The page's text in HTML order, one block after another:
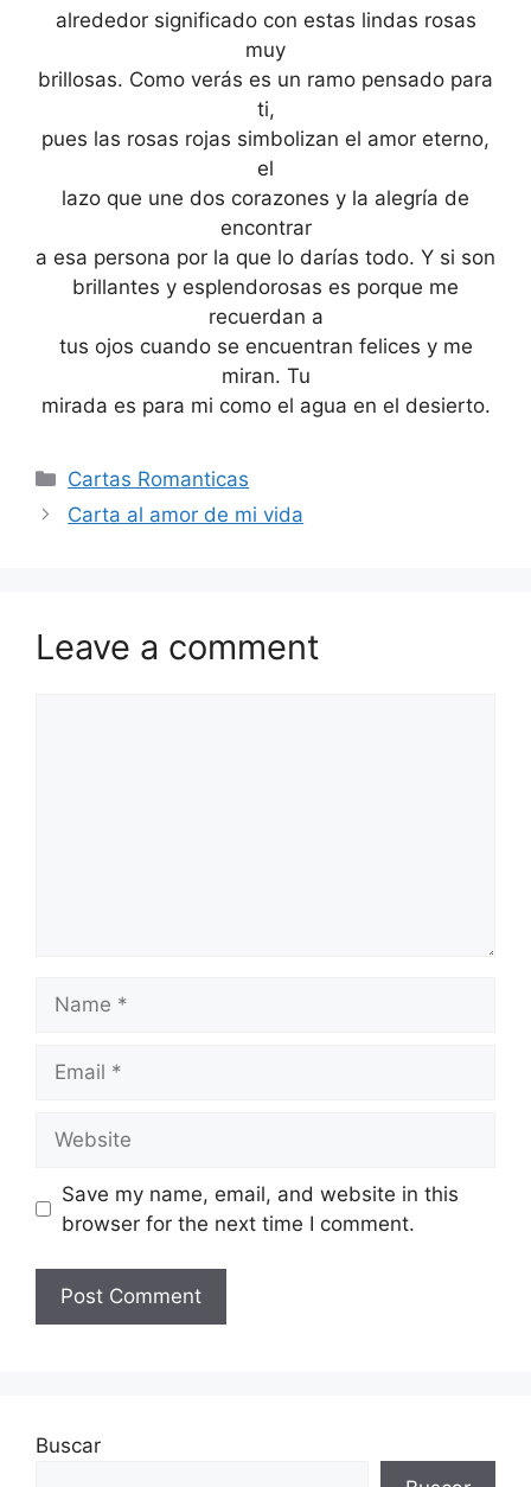
alrededor significado con estas lindas rosas
muy
brillosas. Como verás es un ramo pensado para
ti,
pues las rosas rojas simbolizan el amor eterno,
el
lazo que une dos corazones y la alegría de
encontrar
a esa persona por la que lo darías todo. Y si son
brillantes y esplendorosas es porque me
recuerdan a
tus ojos cuando se encuentran felices y me
miran. Tu
mirada es para mi como el agua en el desierto.
Categories
Cartas Romanticas
Carta al amor de mi vida
Leave a comment
Save my name, email, and website in this
browser for the next time I comment.
Buscar